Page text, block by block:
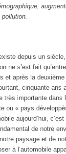
depuis un
ne s’est fait
et après la deuxième
cinquante ans
très importante dans
ou « pays
aujourd’hui,
de notre
paysage et de
à l’automobile